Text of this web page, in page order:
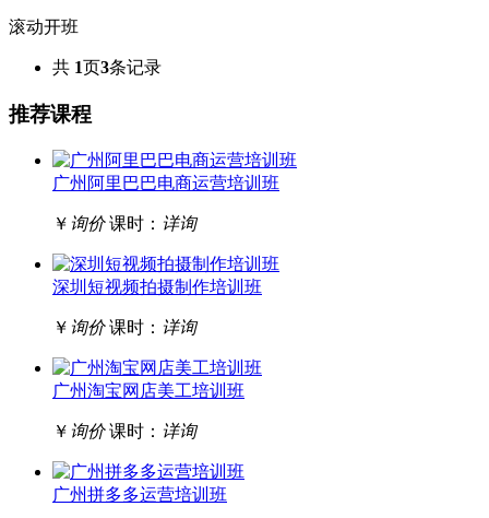
滚动开班
共 1页3条记录
推荐课程
广州阿里巴巴电商运营培训班
￥ 询价 课时： 详询
深圳短视频拍摄制作培训班
￥ 询价 课时： 详询
广州淘宝网店美工培训班
￥ 询价 课时： 详询
广州拼多多运营培训班